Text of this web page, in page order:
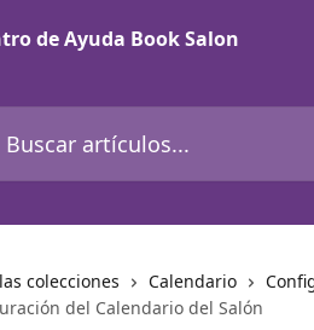
artículos...
colecciones Calendario
del Calendario del Salón